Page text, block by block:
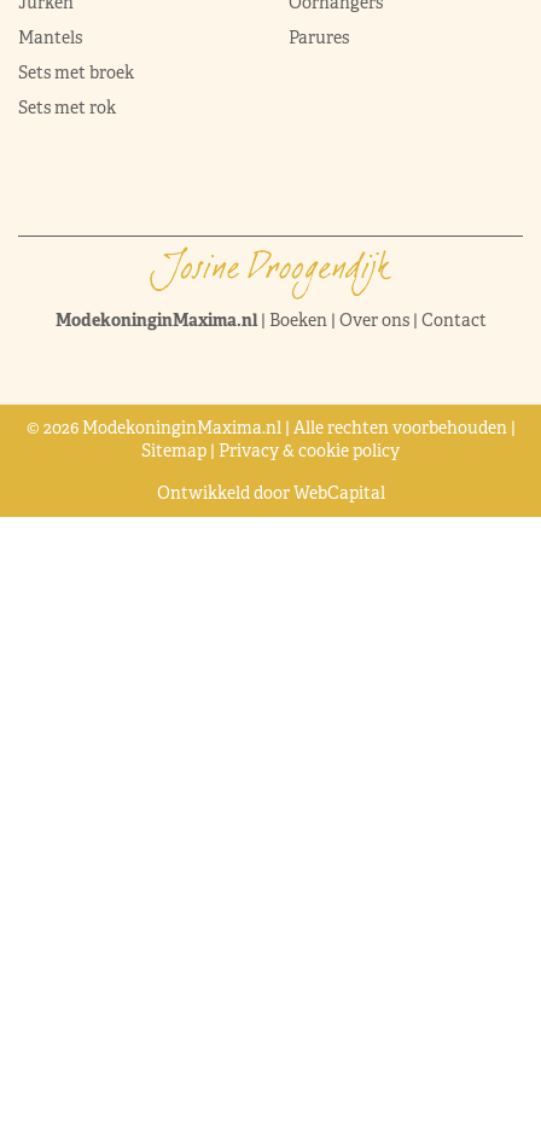
Mantels
Sets met broek
Sets met rok
Parures
ModekoninginMaxima.nl| Boeken| Over ons| Contact
© 2026 ModekoninginMaxima.nl | Alle rechten voorbehouden |
Sitemap | Privacy & cookie policy
Ontwikkeld doorWebCapital